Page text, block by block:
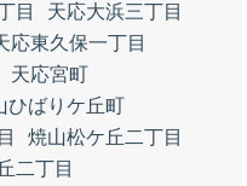
目
天応大浜三丁目
応東久保一丁目
天応宮町
ひばりケ丘町
焼山松ケ丘二丁目
二丁目